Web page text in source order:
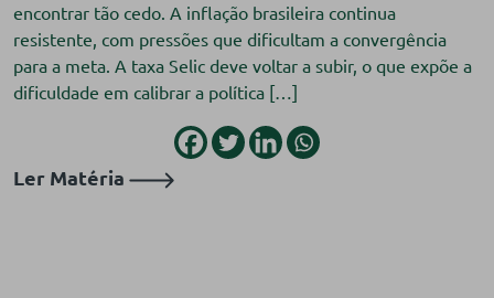
encontrar tão cedo. A inflação brasileira continua
resistente, com pressões que dificultam a convergência
para a meta. A taxa Selic deve voltar a subir, o que expõe a
dificuldade em calibrar a política […]
Ler Matéria